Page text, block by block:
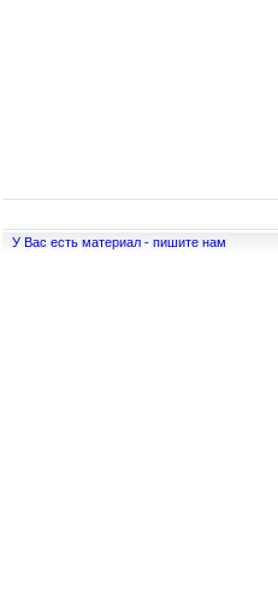
У Вас есть материал - пишите нам